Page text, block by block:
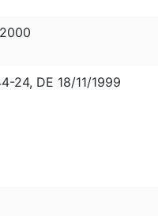
24, DE 18/11/1999